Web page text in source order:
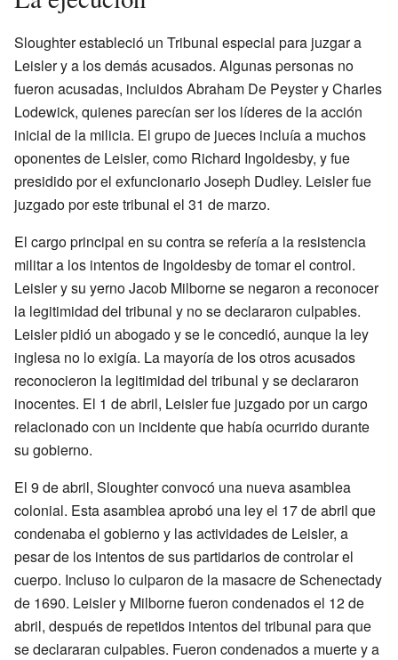
Sloughter estableció un Tribunal especial para juzgar a
Leisler y a los demás acusados. Algunas personas no
fueron acusadas, incluidos Abraham De Peyster y Charles
Lodewick, quienes parecían ser los líderes de la acción
inicial de la milicia. El grupo de jueces incluía a muchos
oponentes de Leisler, como Richard Ingoldesby, y fue
presidido por el exfuncionario Joseph Dudley. Leisler fue
juzgado por este tribunal el 31 de marzo.
El cargo principal en su contra se refería a la resistencia
militar a los intentos de Ingoldesby de tomar el control.
Leisler y su yerno Jacob Milborne se negaron a reconocer
la legitimidad del tribunal y no se declararon culpables.
Leisler pidió un abogado y se le concedió, aunque la ley
inglesa no lo exigía. La mayoría de los otros acusados
reconocieron la legitimidad del tribunal y se declararon
inocentes. El 1 de abril, Leisler fue juzgado por un cargo
relacionado con un incidente que había ocurrido durante
su gobierno.
El 9 de abril, Sloughter convocó una nueva asamblea
colonial. Esta asamblea aprobó una ley el 17 de abril que
condenaba el gobierno y las actividades de Leisler, a
pesar de los intentos de sus partidarios de controlar el
cuerpo. Incluso lo culparon de la masacre de Schenectady
de 1690. Leisler y Milborne fueron condenados el 12 de
abril, después de repetidos intentos del tribunal para que
se declararan culpables. Fueron condenados a muerte y a